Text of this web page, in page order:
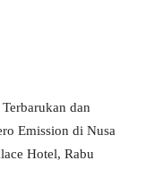
dan
Emission di Nusa
Hotel, Rabu